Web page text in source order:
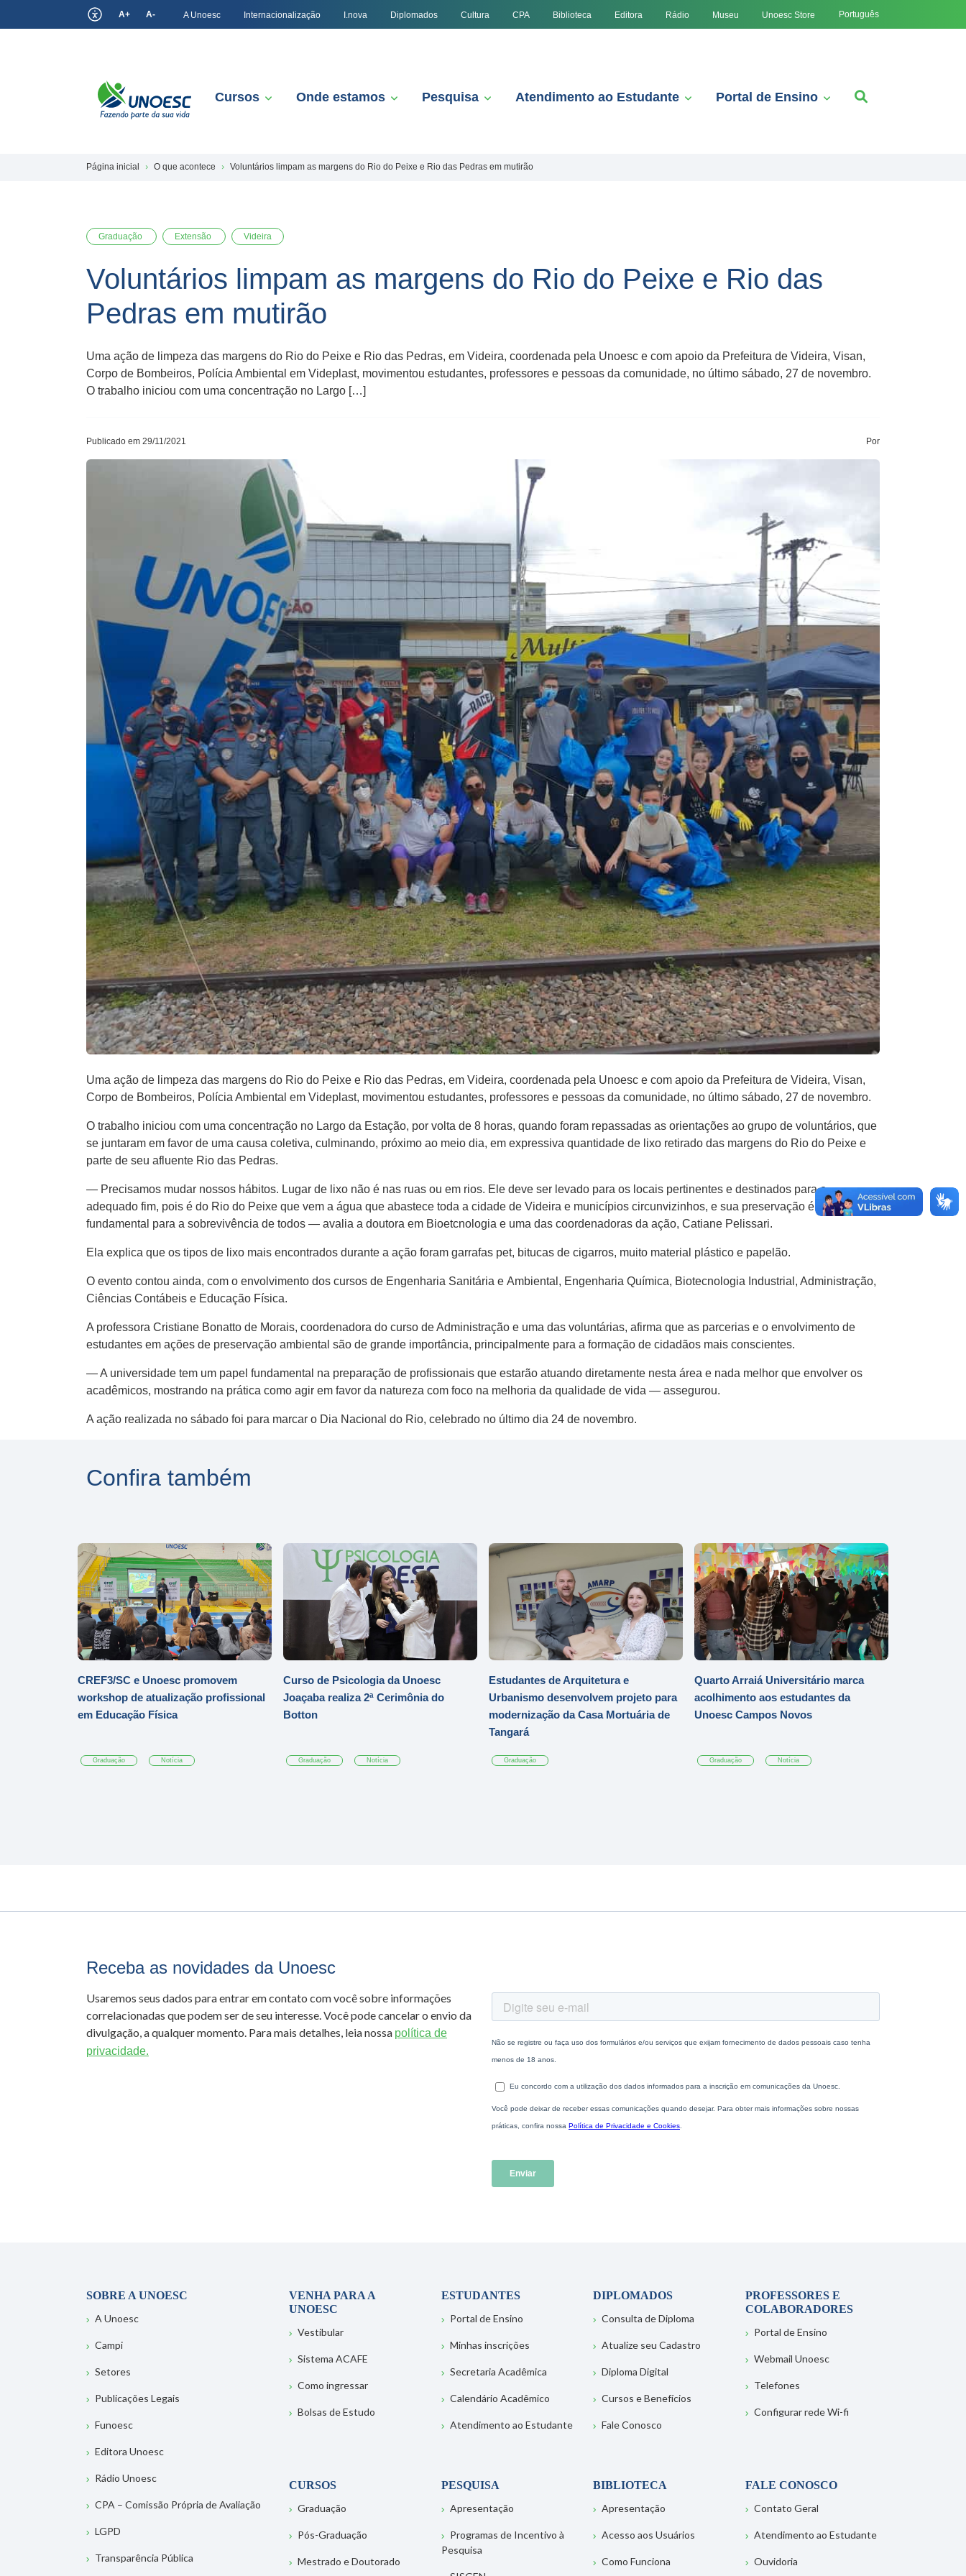
A+ A- A Unoesc Internacionalização I.nova Diplomados Cultura CPA Biblioteca Editora Rádio Museu Unoesc Store Português
Cursos Onde estamos Pesquisa Atendimento ao Estudante Portal de Ensino
Página inicial O que acontece Voluntários limpam as margens do Rio do Peixe e Rio das Pedras em mutirão
Graduação Extensão Videira
Voluntários limpam as margens do Rio do Peixe e Rio das
Pedras em mutirão
Uma ação de limpeza das margens do Rio do Peixe e Rio das Pedras, em Videira, coordenada pela Unoesc e com apoio da Prefeitura de Videira, Visan,
Corpo de Bombeiros, Polícia Ambiental em Videplast, movimentou estudantes, professores e pessoas da comunidade, no último sábado, 27 de novembro.
O trabalho iniciou com uma concentração no Largo […]
Publicado em 29/11/2021 Por
Uma ação de limpeza das margens do Rio do Peixe e Rio das Pedras, em Videira, coordenada pela Unoesc e com apoio da Prefeitura de Videira, Visan,
Corpo de Bombeiros, Polícia Ambiental em Videplast, movimentou estudantes, professores e pessoas da comunidade, no último sábado, 27 de novembro.
O trabalho iniciou com uma concentração no Largo da Estação, por volta de 8 horas, quando foram repassadas as orientações ao grupo de voluntários, que
se juntaram em favor de uma causa coletiva, culminando, próximo ao meio dia, em expressiva quantidade de lixo retirado das margens do Rio do Peixe e
parte de seu afluente Rio das Pedras.
— Precisamos mudar nossos hábitos. Lugar de lixo não é nas ruas ou em rios. Ele deve ser levado para os locais pertinentes e destinados para o
adequado fim, pois é do Rio do Peixe que vem a água que abastece toda a cidade de Videira e municípios circunvizinhos, e sua preservação é
fundamental para a sobrevivência de todos — avalia a doutora em Bioetcnologia e uma das coordenadoras da ação, Catiane Pelissari.
Ela explica que os tipos de lixo mais encontrados durante a ação foram garrafas pet, bitucas de cigarros, muito material plástico e papelão.
O evento contou ainda, com o envolvimento dos cursos de Engenharia Sanitária e Ambiental, Engenharia Química, Biotecnologia Industrial, Administração,
Ciências Contábeis e Educação Física.
A professora Cristiane Bonatto de Morais, coordenadora do curso de Administração e uma das voluntárias, afirma que as parcerias e o envolvimento de
estudantes em ações de preservação ambiental são de grande importância, principalmente para a formação de cidadãos mais conscientes.
— A universidade tem um papel fundamental na preparação de profissionais que estarão atuando diretamente nesta área e nada melhor que envolver os
acadêmicos, mostrando na prática como agir em favor da natureza com foco na melhoria da qualidade de vida — assegurou.
A ação realizada no sábado foi para marcar o Dia Nacional do Rio, celebrado no último dia 24 de novembro.
Confira também
CREF3/SC e Unoesc promovem
workshop de atualização profissional
em Educação Física
Graduação Notícia
Curso de Psicologia da Unoesc
Joaçaba realiza 2ª Cerimônia do
Botton
Graduação Notícia
Estudantes de Arquitetura e
Urbanismo desenvolvem projeto para
modernização da Casa Mortuária de
Tangará
Graduação
Quarto Arraiá Universitário marca
acolhimento aos estudantes da
Unoesc Campos Novos
Graduação Notícia
Receba as novidades da Unoesc
Usaremos seus dados para entrar em contato com você sobre informações
correlacionadas que podem ser de seu interesse. Você pode cancelar o envio da
divulgação, a qualquer momento. Para mais detalhes, leia nossa política de
privacidade.
SOBRE A UNOESC
A Unoesc
Campi
Setores
Publicações Legais
Funoesc
Editora Unoesc
Rádio Unoesc
CPA – Comissão Própria de Avaliação
LGPD
Transparência Pública
VENHA PARA A
UNOESC
Vestibular
Sistema ACAFE
Como ingressar
Bolsas de Estudo
ESTUDANTES
Portal de Ensino
Minhas inscrições
Secretaria Acadêmica
Calendário Acadêmico
Atendimento ao Estudante
DIPLOMADOS
Consulta de Diploma
Atualize seu Cadastro
Diploma Digital
Cursos e Benefícios
Fale Conosco
PROFESSORES E
COLABORADORES
Portal de Ensino
Webmail Unoesc
Telefones
Configurar rede Wi-fi
CURSOS
Graduação
Pós-Graduação
Mestrado e Doutorado
PESQUISA
Apresentação
Programas de Incentivo à
Pesquisa
BIBLIOTECA
Apresentação
Acesso aos Usuários
Como Funciona
FALE CONOSCO
Contato Geral
Atendimento ao Estudante
Ouvidoria